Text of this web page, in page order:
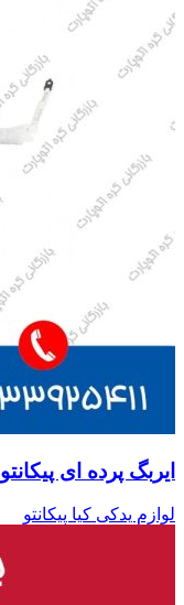
ایربگ پرده ای پیکانتو
لوازم یدکی کیا پیکانتو